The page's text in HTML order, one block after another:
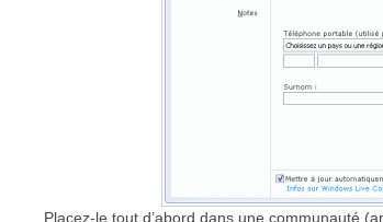
Placez-le tout d’abord dans une communauté